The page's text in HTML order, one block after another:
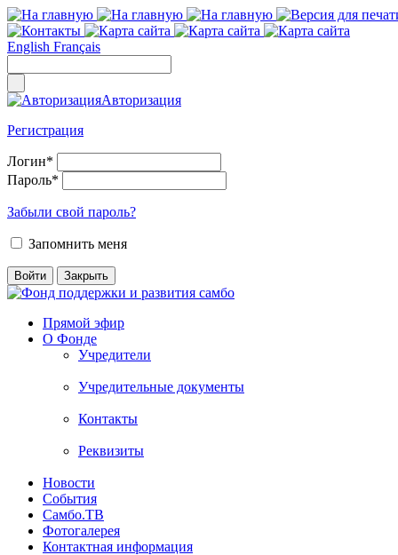
English Français
Авторизация
Регистрация
Логин*
Пароль*
Забыли свой пароль?
Запомнить меня
Прямой эфир
О Фонде
Учредители
Учредительные документы
Контакты
Реквизиты
Новости
События
Самбо.ТВ
Фотогалерея
Контактная информация